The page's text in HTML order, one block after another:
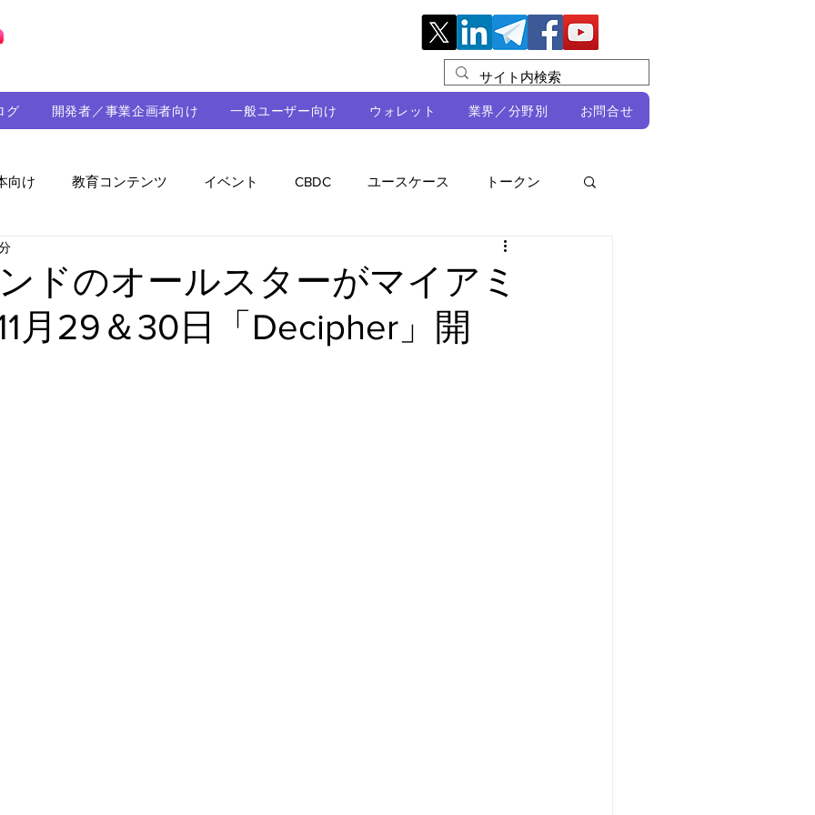
グ 開発者／事業企画者向け 一般ユーザー向け ウォレット 業界／分野別 お問合せ
向け 教育コンテンツ イベント CBDC ユースケース トークン
持続可能性 メルマガ 技術開発 ガバナンス DeFi
ドのオールスターがマイアミ
月29＆30日「Decipher」開